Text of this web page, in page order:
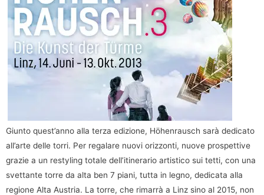
Giunto quest’anno alla terza edizione, Höhenrausch sarà dedicato
all’arte delle torri. Per regalare nuovi orizzonti, nuove prospettive
grazie a un restyling totale dell’itinerario artistico sui tetti, con una
svettante torre da alta ben 7 piani, tutta in legno, dedicata alla
regione Alta Austria. La torre, che rimarrà a Linz sino al 2015, non